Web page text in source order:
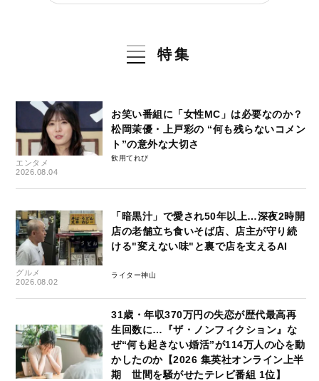
特集
エンタメ
2026.08.04
お笑い番組に「女性MC」は必要なのか？
松岡茉優・上戸彩の “何も残らないコメン
ト”の意外な大切さ
飲用てれび
グルメ
2026.08.02
「暗黒汁」で愛され50年以上…深夜2時開
店の老舗立ち食いそば店、店主が守り続
ける"変えない味"と裏で店を支えるAI
ライター神山
31歳・年収370万円の失恋が歴代最高再
生回数に…『ザ・ノンフィクション』な
ぜ“何も起きない婚活”が114万人の心を動
かしたのか【2026 集英社オンライン上半
期 世間を騒がせたテレビ番組 1位】